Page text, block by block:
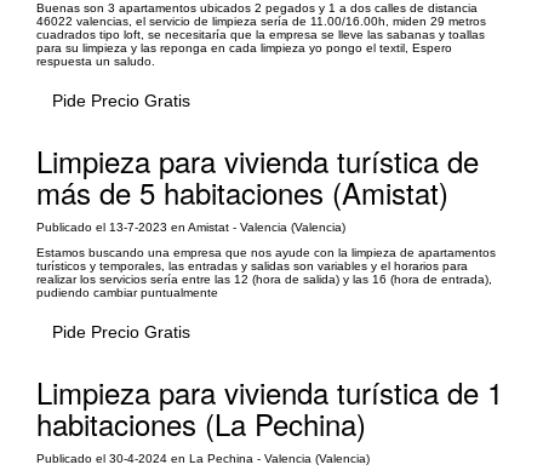
Buenas son 3 apartamentos ubicados 2 pegados y 1 a dos calles de distancia
46022 valencias, el servicio de limpieza sería de 11.00/16.00h, miden 29 metros
cuadrados tipo loft, se necesitaría que la empresa se lleve las sabanas y toallas
para su limpieza y las reponga en cada limpieza yo pongo el textil, Espero
respuesta un saludo.
Pide Precio Gratis
Limpieza para vivienda turística de
más de 5 habitaciones (Amistat)
Publicado el 13-7-2023 en Amistat - Valencia (Valencia)
Estamos buscando una empresa que nos ayude con la limpieza de apartamentos
turísticos y temporales, las entradas y salidas son variables y el horarios para
realizar los servicios sería entre las 12 (hora de salida) y las 16 (hora de entrada),
pudiendo cambiar puntualmente
Pide Precio Gratis
Limpieza para vivienda turística de 1
habitaciones (La Pechina)
Publicado el 30-4-2024 en La Pechina - Valencia (Valencia)